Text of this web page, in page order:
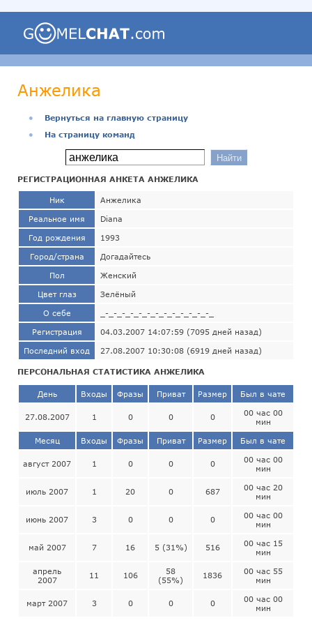
Анжелика
●
Вернуться на главную страницу
●
На страницу команд
РЕГИСТРАЦИОННАЯ АНКЕТА АНЖЕЛИКА
Ник Анжелика
Реальное имя Diana
Год рождения 1993
Город/страна Догадайтесь
Пол Женский
Цвет глаз Зелёный
О себе _-_-_-_-_-_-_-_-_-_-_-_-_-_
Регистрация 04.03.2007 14:07:59 (7095 дней назад)
Последний вход 27.08.2007 10:30:08 (6919 дней назад)
ПЕРСОНАЛЬНАЯ СТАТИСТИКА АНЖЕЛИКА
День Входы Фразы Приват Размер Был в чате
27.08.2007 1 0 0 0
00 час 00
мин
Месяц Входы Фразы Приват Размер Был в чате
август 2007 1 0 0 0
00 час 00
мин
июль 2007 1 20 0 687
00 час 20
мин
июнь 2007 3 0 0 0
00 час 00
мин
май 2007 7 16 5 (31%) 516
00 час 15
мин
апрель
2007
11 106
58
(55%)
1836
00 час 55
мин
март 2007 3 0 0 0
00 час 00
мин